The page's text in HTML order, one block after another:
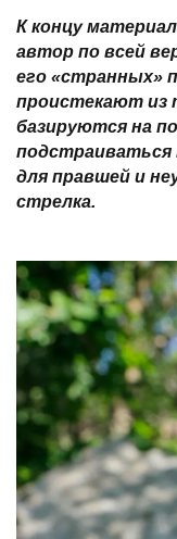
К концу
автор по всей
его «странных»
проистекают из
базируются на
подстраиваться
для правшей и
стрелка.